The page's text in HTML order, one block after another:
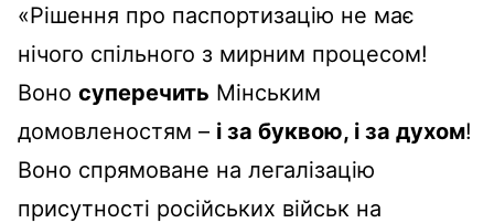
«Рішення про паспортизацію не має
нічого спільного з мирним процесом!
Воно суперечить Мінським
домовленостям – і за буквою, і за духом!
Воно спрямоване на легалізацію
присутності російських військ на